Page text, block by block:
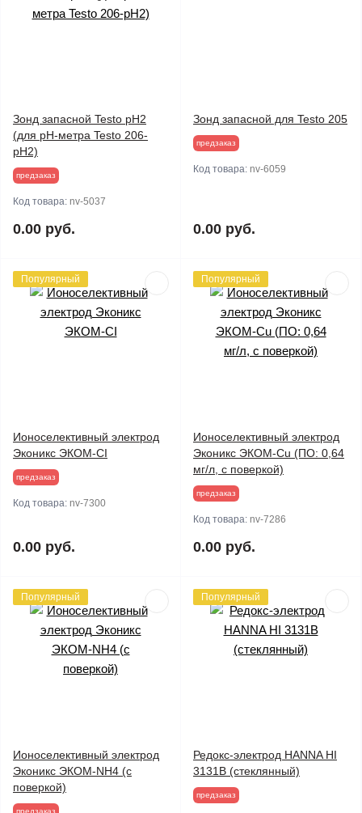
Зонд запасной Testo pH2
(для pH-метра Testo 206-
pH2)
предзаказ
Код товара: nv-5037
0.00 руб.
Зонд запасной для Testo 205
предзаказ
Код товара: nv-6059
0.00 руб.
Популярный
Ионоселективный электрод
Эконикс ЭКОМ-CI
предзаказ
Код товара: nv-7300
0.00 руб.
Популярный
Ионоселективный электрод
Эконикс ЭКОМ-Cu (ПО: 0,64
мг/л, с поверкой)
предзаказ
Код товара: nv-7286
0.00 руб.
Популярный
Ионоселективный электрод
Эконикс ЭКОМ-NH4 (с
поверкой)
предзаказ
Популярный
Редокс-электрод HANNA HI
3131B (стеклянный)
предзаказ